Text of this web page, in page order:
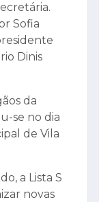
Sofia
Dinis
da
se no dia
de Vila
a Lista S
novas